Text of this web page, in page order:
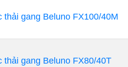
vật hoang dã và thủy sinh.Nhà
đang sử dụng ba máy thổi ly
khối tiêu chuẩn (49,5 mét
trong lưu vực.
gang Beluno FX100/40M
gang Beluno FX80/40T